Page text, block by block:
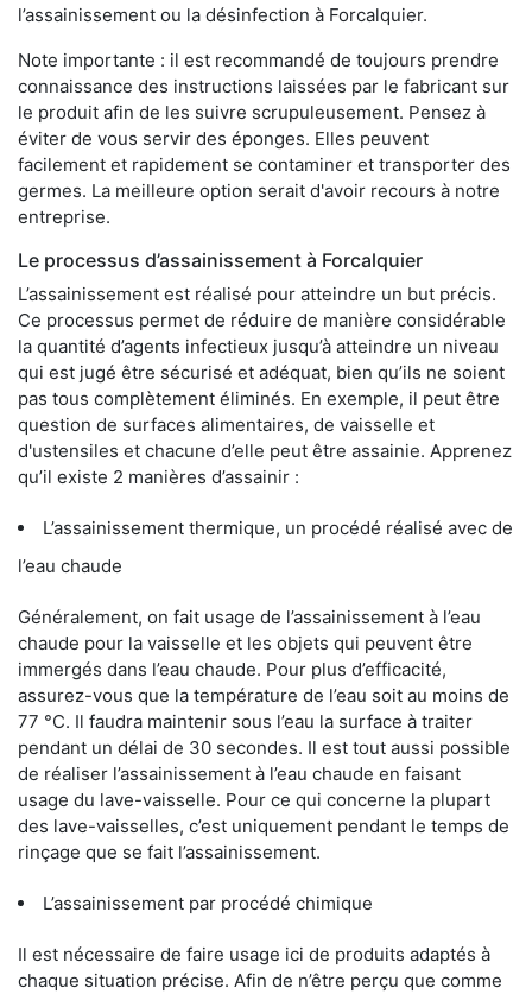
l’assainissement ou la désinfection à Forcalquier.
Note importante : il est recommandé de toujours prendre
connaissance des instructions laissées par le fabricant sur
le produit afin de les suivre scrupuleusement. Pensez à
éviter de vous servir des éponges. Elles peuvent
facilement et rapidement se contaminer et transporter des
germes. La meilleure option serait d'avoir recours à notre
entreprise.
Le processus d’assainissement à Forcalquier
L’assainissement est réalisé pour atteindre un but précis.
Ce processus permet de réduire de manière considérable
la quantité d’agents infectieux jusqu’à atteindre un niveau
qui est jugé être sécurisé et adéquat, bien qu’ils ne soient
pas tous complètement éliminés. En exemple, il peut être
question de surfaces alimentaires, de vaisselle et
d'ustensiles et chacune d’elle peut être assainie. Apprenez
qu’il existe 2 manières d’assainir :
L’assainissement thermique, un procédé réalisé avec de
l’eau chaude
Généralement, on fait usage de l’assainissement à l’eau
chaude pour la vaisselle et les objets qui peuvent être
immergés dans l’eau chaude. Pour plus d’efficacité,
assurez-vous que la température de l’eau soit au moins de
77 °C. Il faudra maintenir sous l’eau la surface à traiter
pendant un délai de 30 secondes. Il est tout aussi possible
de réaliser l’assainissement à l’eau chaude en faisant
usage du lave-vaisselle. Pour ce qui concerne la plupart
des lave-vaisselles, c’est uniquement pendant le temps de
rinçage que se fait l’assainissement.
L’assainissement par procédé chimique
Il est nécessaire de faire usage ici de produits adaptés à
chaque situation précise. Afin de n’être perçu que comme